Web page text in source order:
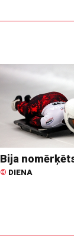
Bija
© DIENA